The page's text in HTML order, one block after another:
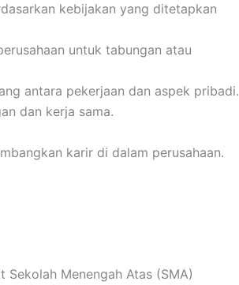
kebijakan yang ditetapkan
untuk tabungan atau
antara pekerjaan dan aspek pribadi.
dan kerja sama.
karir di dalam perusahaan.
Menengah Atas (SMA)